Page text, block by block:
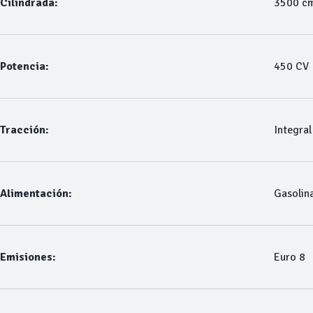
Cilindrada: 3500
Potencia: 450 CV
Tracción: Integral
Alimentación:
Emisiones: Euro 8